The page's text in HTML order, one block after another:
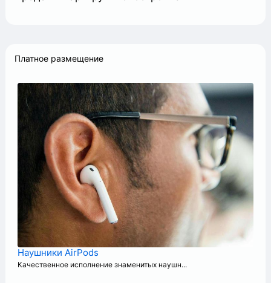
+
Платное размещение
Наушники AirPods
Качественное исполнение знаменитых наушн...